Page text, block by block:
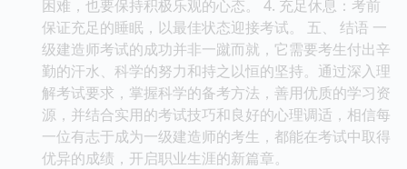
困难，也要保持积极乐观的心态。 4. 充足休息：考前
保证充足的睡眠，以最佳状态迎接考试。 五、 结语 一
级建造师考试的成功并非一蹴而就，它需要考生付出辛
勤的汗水、科学的努力和持之以恒的坚持。通过深入理
解考试要求，掌握科学的备考方法，善用优质的学习资
源，并结合实用的考试技巧和良好的心理调适，相信每
一位有志于成为一级建造师的考生，都能在考试中取得
优异的成绩，开启职业生涯的新篇章。